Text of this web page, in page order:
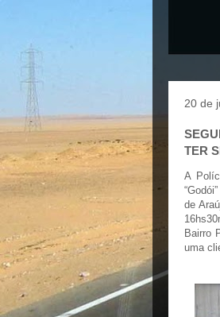
20 de
TER
A
de
Bairro
uma